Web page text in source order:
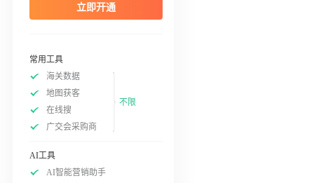
立即开通
常用工具
海关数据
地图获客
在线搜
广交会采购商
不限
AI工具
AI智能营销助手